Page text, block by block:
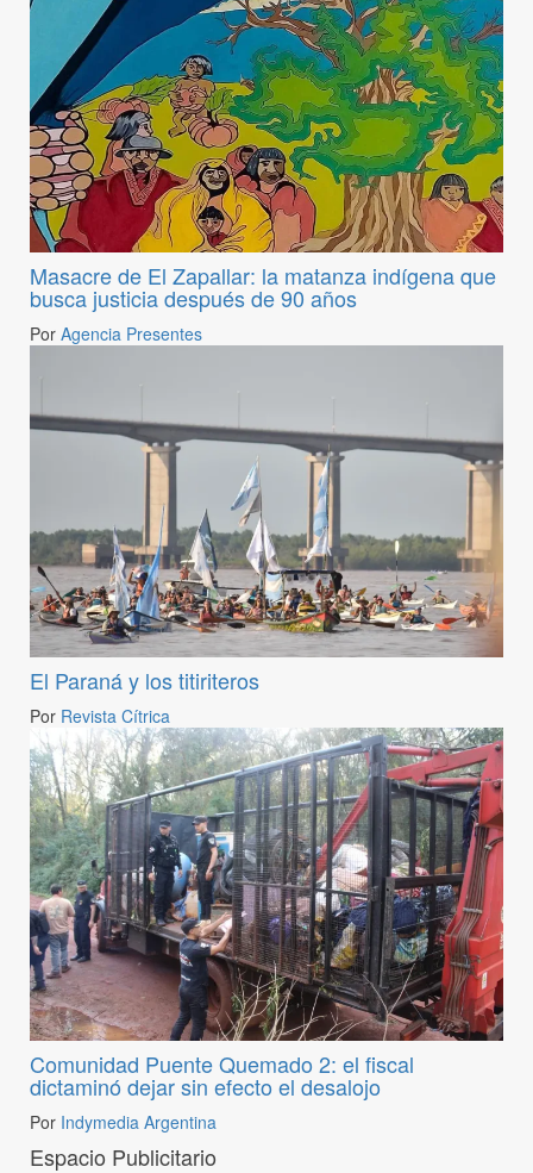
Masacre de El Zapallar: la matanza indígena que
busca justicia después de 90 años
Por Agencia Presentes
El Paraná y los titiriteros
Por Revista Cítrica
Comunidad Puente Quemado 2: el fiscal
dictaminó dejar sin efecto el desalojo
Por Indymedia Argentina
Espacio Publicitario